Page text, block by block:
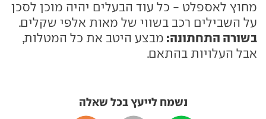
מחוץ לאספלט - כל עוד הבעלים יהיה מוכן לסכן
על השבילים רכב בשווי של מאות אלפי שקלים.
בשורה התחתונה: מבצע היטב את כל המטלות,
אבל העלויות בהתאם.
נשמח לייעץ בכל שאלה